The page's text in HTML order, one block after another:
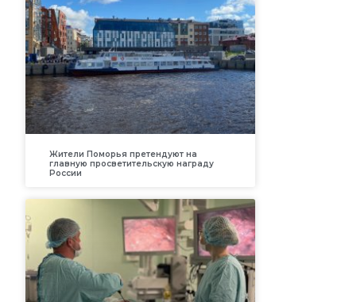
Жители Поморья претендуют на
главную просветительскую награду
России